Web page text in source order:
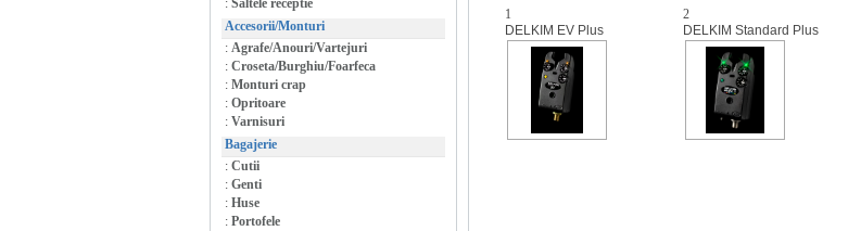
: Saltele receptie
Accesorii/Monturi
: Agrafe/Anouri/Vartejuri
: Croseta/Burghiu/Foarfeca
: Monturi crap
: Opritoare
: Varnisuri
Bagajerie
: Cutii
: Genti
: Huse
: Portofele
1
DELKIM EV Plus
2
DELKIM Standard Plus